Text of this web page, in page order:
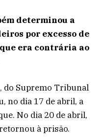
determinou a
por excesso de
era contrária ao
do Supremo Tribunal
no dia 17 de abril, a
No dia 20 de abril,
à prisão.